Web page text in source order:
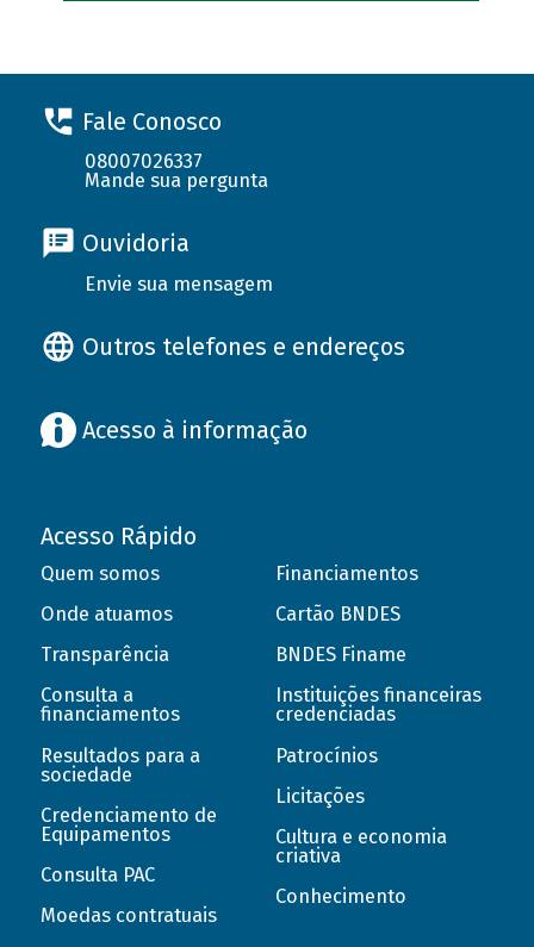
Fale Conosco
08007026337
Mande sua pergunta
Ouvidoria
Envie sua mensagem
Outros telefones e endereços
Acesso à informação
Acesso Rápido
Quem somos
Onde atuamos
Transparência
Consulta a
financiamentos
Resultados para a
sociedade
Credenciamento de
Equipamentos
Consulta PAC
Moedas contratuais
Financiamentos
Cartão BNDES
BNDES Finame
Instituições financeiras
credenciadas
Patrocínios
Licitações
Cultura e economia
criativa
Conhecimento